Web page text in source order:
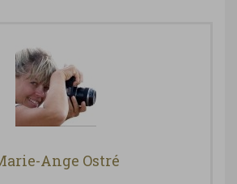
Ange Ostré